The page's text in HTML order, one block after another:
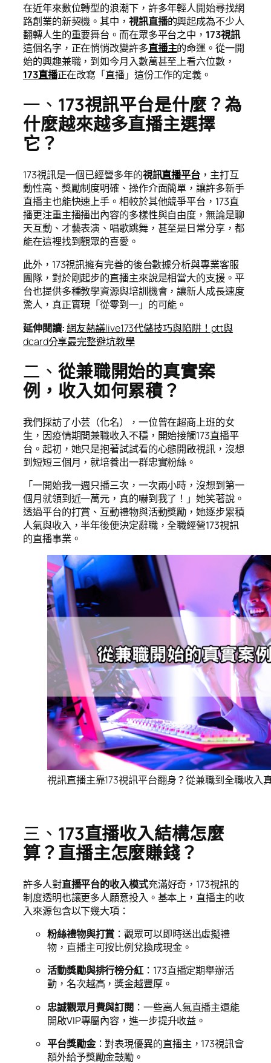
在近年來數位轉型的浪潮下，許多年輕人開始尋找網
路創業的新契機。其中， 視訊直播的興起成為不少人
翻轉人生的重要舞台。而在眾多平台之中， 173視訊
這個名字，正在悄悄改變許多直播主的命運。從一開
始的興趣兼職，到如今月入數萬甚至上看六位數，
173直播正在改寫「直播」這份工作的定義。
一、 173視訊平台是什麼？為
什麼越來越多直播主選擇
它？
173視訊是一個已經營多年的視訊直播平台 ，主打互
動性高、獎勵制度明確、操作介面簡單，讓許多新手
直播主也能快速上手。相較於其他競爭平台，173直
播更注重主播播出內容的多樣性與自由度，無論是聊
天互動、才藝表演、唱歌跳舞，甚至是日常分享，都
能在這裡找到觀眾的喜愛。
此外，173視訊擁有完善的後台數據分析與專業客服
團隊，對於剛起步的直播主來說是相當大的支援。平
台也提供多種教學資源與培訓機會，讓新人成長速度
驚人，真正實現「從零到一」的可能。
延伸閱讀:網友熱議live173代儲技巧與陷阱！ptt與
dcard分享最完整避坑教學
二、 從兼職開始的真實案
例，收入如何累積？
我們採訪了小芸（化名），一位曾在超商上班的女
生，因疫情期間兼職收入不穩，開始接觸173直播平
台。起初，她只是抱著試試看的心態開啟視訊，沒想
到短短三個月，就培養出一群忠實粉絲。
「一開始我一週只播三次，一次兩小時，沒想到第一
個月就領到近一萬元，真的嚇到我了！」她笑著說。
透過平台的打賞、互動禮物與活動獎勵，她逐步累積
人氣與收入，半年後便決定辭職，全職經營173視訊
的直播事業。
視訊直播主靠173視訊平台翻身？從兼職到全職收入
三、 173直播收入結構怎麼
算？直播主怎麼賺錢？
許多人對直播平台的收入模式充滿好奇，173視訊的
制度透明也讓更多人願意投入。基本上，直播主的收
入來源包含以下幾大項：
粉絲禮物與打賞 ：觀眾可以即時送出虛擬禮
物，直播主可按比例兌換成現金。
活動獎勵與排行榜分紅：173直播定期舉辦活
動，名次越高，獎金越豐厚。
忠誠觀眾月費與訂閱 ：一些高人氣直播主還能
開啟VIP專屬內容，進一步提升收益。
平台獎勵金：對表現優異的直播主，173視訊會
額外給予獎勵金鼓勵。